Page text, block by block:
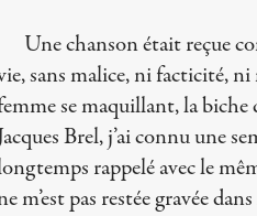
Une chanson était reçue
sans malice, ni facticité,
se maquillant, la biche
Brel, j’ai connu une
rappelé avec le
m’est pas restée gravée